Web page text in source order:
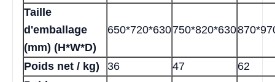
Taille
d'emballage
(mm) (H*W*D)
650*720*630750*820*630
Poids net / kg) 36 47
62